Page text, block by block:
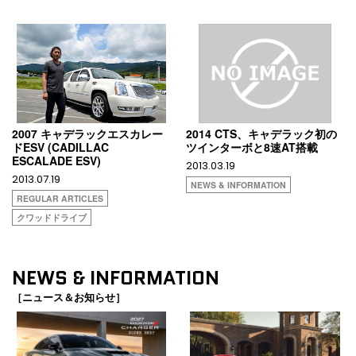
2007 キャデラックエスカレー
ドESV (CADILLAC
ESCALADE ESV)
2013.07.19
REGULAR ARTICLES
クワッドドライブ
2014 CTS、キャデラック初の
ツインターボと8速AT搭載
2013.03.19
NEWS & INFORMATION
NEWS & INFORMATION
［ニュース＆お知らせ］